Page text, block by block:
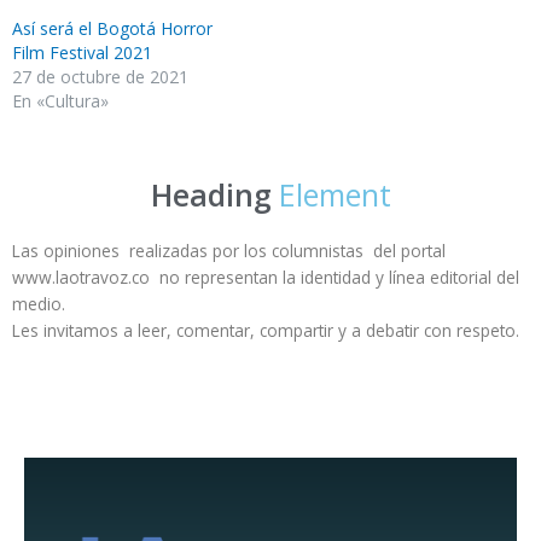
Así será el Bogotá Horror
Film Festival 2021
27 de octubre de 2021
En «Cultura»
Heading Element
Las opiniones realizadas por los columnistas del portal
www.laotravoz.co no representan la identidad y línea editorial del
medio.
Les invitamos a leer, comentar, compartir y a debatir con respeto.